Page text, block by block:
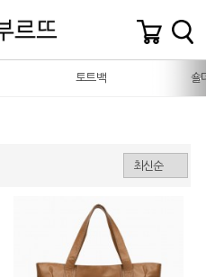
토트백 숄